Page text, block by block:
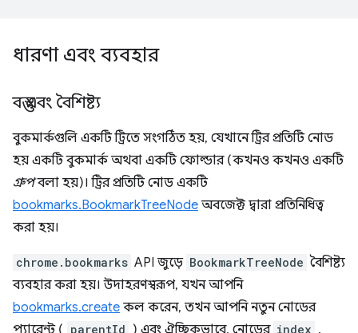
ধারণা এবং ব্যবহার
বস্তু এবং বৈশিষ্ট্য
বুকমার্কগুলি একটি ট্রিতে সংগঠিত হয়, যেখানে ট্রির প্রতিটি নোড
হয় একটি বুকমার্ক অথবা একটি ফোল্ডার (কখনও কখনও একটি
গ্রুপবলা হয়)। ট্রির প্রতিটি নোড একটি
bookmarks.BookmarkTreeNode অবজেক্ট দ্বারা প্রতিনিধিত্ব
করা হয়।
chrome.bookmarks API জুড়ে BookmarkTreeNode বৈশিষ্ট্য
ব্যবহার করা হয়। উদাহরণস্বরূপ, যখন আপনি
bookmarks.create কল করেন, তখন আপনি নতুন নোডের
parentId index